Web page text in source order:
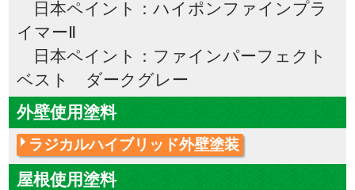
日本ペイント：ハイポンファインプラ
イマーⅡ
日本ペイント：ファインパーフェクト
ベスト ダークグレー
外壁使用塗料
ラジカルハイブリッド外壁塗装
屋根使用塗料